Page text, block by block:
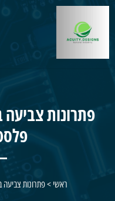
פתרונות
ראשי>פתרונות